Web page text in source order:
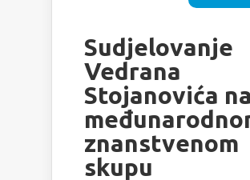
Sudjelovanje
Vedrana
Stojanovića na
znanstvenom
skupu